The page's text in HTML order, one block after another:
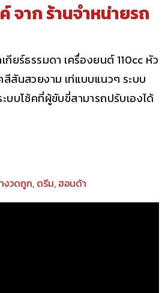
จากร้านจำหน่ายรถ
กียร์ธรรมดา เครื่องยนต์ 110cc หัว
สันสวยงาม เท่แบบแนวๆ ระบบ
บบโช้คที่ผู้ขับขี่สามารถปรับเองได้
งวดถูก, ดรีม, ฮอนด้า